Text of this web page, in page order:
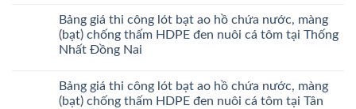
Bảng giá thi công lót bạt ao hồ chứa nước, màng
(bạt) chống thấm HDPE đen nuôi cá tôm tại Thống
Nhất Đồng Nai
Bảng giá thi công lót bạt ao hồ chứa nước, màng
(bạt) chống thấm HDPE đen nuôi cá tôm tại Tân